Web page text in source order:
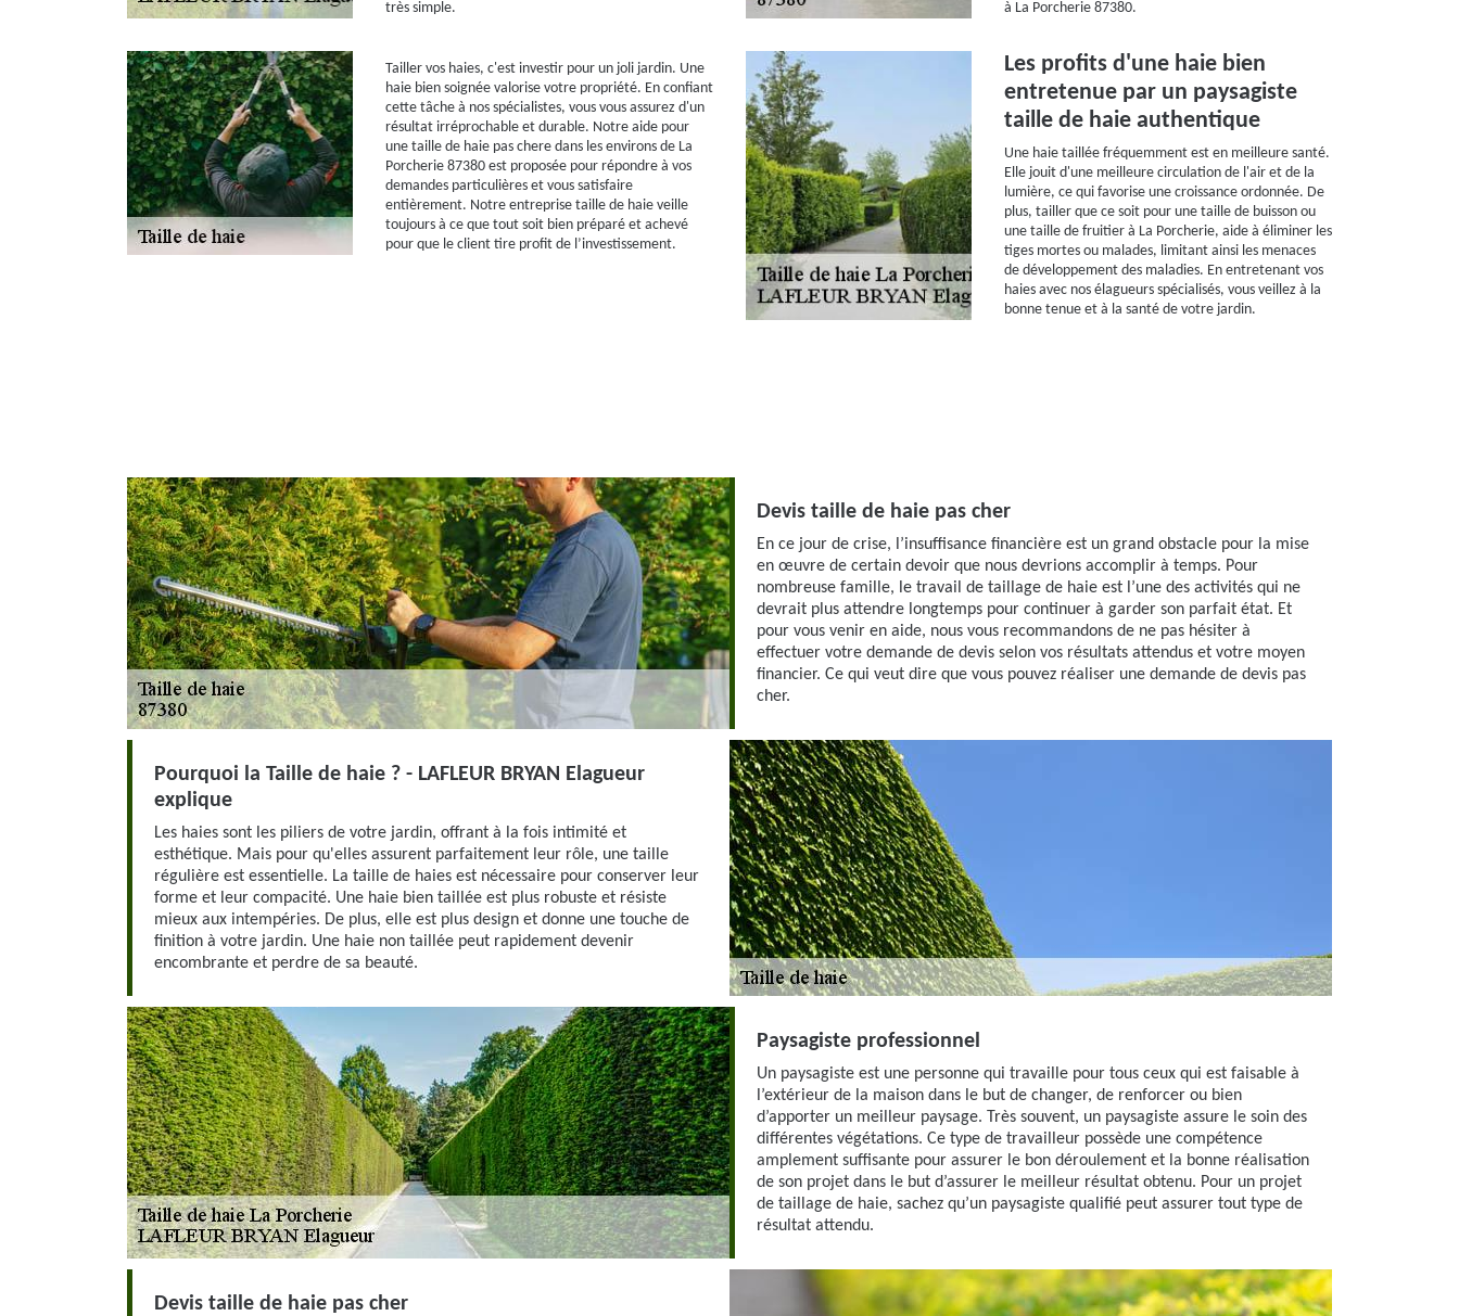
très simple.
à La Porcherie 87380.
Tailler vos haies, c'est investir pour un joli jardin. Une
haie bien soignée valorise votre propriété. En confiant
cette tâche à nos spécialistes, vous vous assurez d'un
résultat irréprochable et durable. Notre aide pour
une taille de haie pas chere dans les environs de La
Porcherie 87380 est proposée pour répondre à vos
demandes particulières et vous satisfaire
entièrement. Notre entreprise taille de haie veille
toujours à ce que tout soit bien préparé et achevé
pour que le client tire profit de l’investissement.
Les profits d'une haie bien
entretenue par un paysagiste
taille de haie authentique
Une haie taillée fréquemment est en meilleure santé.
Elle jouit d'une meilleure circulation de l'air et de la
lumière, ce qui favorise une croissance ordonnée. De
plus, tailler que ce soit pour une taille de buisson ou
une taille de fruitier à La Porcherie, aide à éliminer les
tiges mortes ou malades, limitant ainsi les menaces
de développement des maladies. En entretenant vos
haies avec nos élagueurs spécialisés, vous veillez à la
bonne tenue et à la santé de votre jardin.
Devis taille de haie pas cher
En ce jour de crise, l’insuffisance financière est un grand obstacle pour la mise
en œuvre de certain devoir que nous devrions accomplir à temps. Pour
nombreuse famille, le travail de taillage de haie est l’une des activités qui ne
devrait plus attendre longtemps pour continuer à garder son parfait état. Et
pour vous venir en aide, nous vous recommandons de ne pas hésiter à
effectuer votre demande de devis selon vos résultats attendus et votre moyen
financier. Ce qui veut dire que vous pouvez réaliser une demande de devis pas
cher.
Pourquoi la Taille de haie ? - LAFLEUR BRYAN Elagueur
explique
Les haies sont les piliers de votre jardin, offrant à la fois intimité et
esthétique. Mais pour qu'elles assurent parfaitement leur rôle, une taille
régulière est essentielle. La taille de haies est nécessaire pour conserver leur
forme et leur compacité. Une haie bien taillée est plus robuste et résiste
mieux aux intempéries. De plus, elle est plus design et donne une touche de
finition à votre jardin. Une haie non taillée peut rapidement devenir
encombrante et perdre de sa beauté.
Paysagiste professionnel
Un paysagiste est une personne qui travaille pour tous ceux qui est faisable à
l’extérieur de la maison dans le but de changer, de renforcer ou bien
d’apporter un meilleur paysage. Très souvent, un paysagiste assure le soin des
différentes végétations. Ce type de travailleur possède une compétence
amplement suffisante pour assurer le bon déroulement et la bonne réalisation
de son projet dans le but d’assurer le meilleur résultat obtenu. Pour un projet
de taillage de haie, sachez qu’un paysagiste qualifié peut assurer tout type de
résultat attendu.
Devis taille de haie pas cher